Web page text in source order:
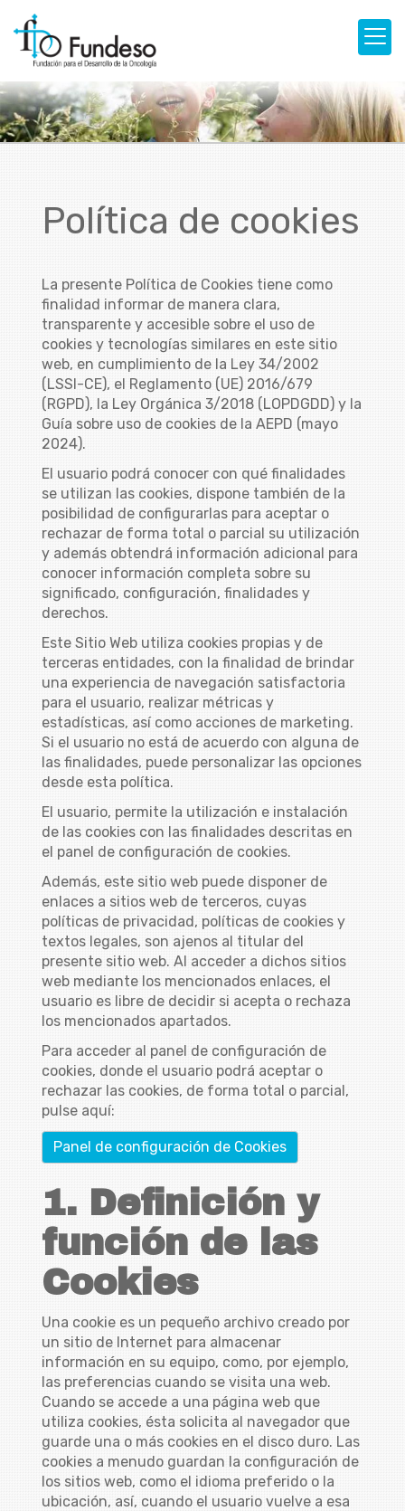
Política de cookies
La presente Política de Cookies tiene como
finalidad informar de manera clara,
transparente y accesible sobre el uso de
cookies y tecnologías similares en este sitio
web, en cumplimiento de la Ley 34/2002
(LSSI-CE), el Reglamento (UE) 2016/679
(RGPD), la Ley Orgánica 3/2018 (LOPDGDD) y la
Guía sobre uso de cookies de la AEPD (mayo
2024).
El usuario podrá conocer con qué finalidades
se utilizan las cookies, dispone también de la
posibilidad de configurarlas para aceptar o
rechazar de forma total o parcial su utilización
y además obtendrá información adicional para
conocer información completa sobre su
significado, configuración, finalidades y
derechos.
Este Sitio Web utiliza cookies propias y de
terceras entidades, con la finalidad de brindar
una experiencia de navegación satisfactoria
para el usuario, realizar métricas y
estadísticas, así como acciones de marketing.
Si el usuario no está de acuerdo con alguna de
las finalidades, puede personalizar las opciones
desde esta política.
El usuario, permite la utilización e instalación
de las cookies con las finalidades descritas en
el panel de configuración de cookies.
Además, este sitio web puede disponer de
enlaces a sitios web de terceros, cuyas
políticas de privacidad, políticas de cookies y
textos legales, son ajenos al titular del
presente sitio web. Al acceder a dichos sitios
web mediante los mencionados enlaces, el
usuario es libre de decidir si acepta o rechaza
los mencionados apartados.
Para acceder al panel de configuración de
cookies, donde el usuario podrá aceptar o
rechazar las cookies, de forma total o parcial,
pulse aquí:
Panel de configuración de Cookies
1. Definición y
función de las
Cookies
Una cookie es un pequeño archivo creado por
un sitio de Internet para almacenar
información en su equipo, como, por ejemplo,
las preferencias cuando se visita una web.
Cuando se accede a una página web que
utiliza cookies, ésta solicita al navegador que
guarde una o más cookies en el disco duro. Las
cookies a menudo guardan la configuración de
los sitios web, como el idioma preferido o la
ubicación, así, cuando el usuario vuelve a esa